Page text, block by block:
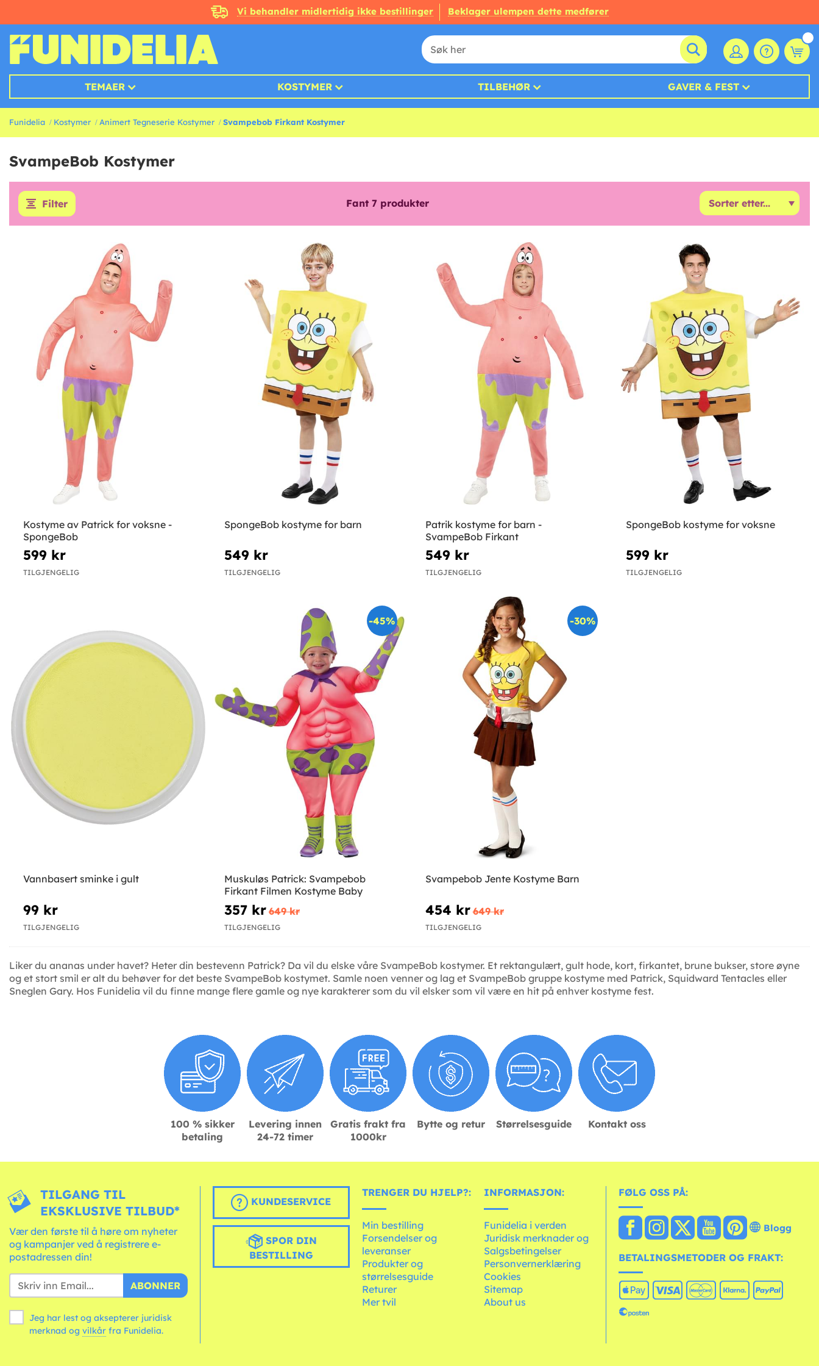
Vi behandler midlertidig ikke bestillinger Beklager ulempen dette medfører
TEMAER KOSTYMER TILBEHØR GAVER & FEST
Funidelia Kostymer Animert Tegneserie Kostymer Svampebob Firkant Kostymer
SvampeBob Kostymer
Filter Fant 7 produkter
Kostyme av Patrick for voksne -
SpongeBob
599 kr
TILGJENGELIG
SpongeBob kostyme for barn
549 kr
TILGJENGELIG
Patrik kostyme for barn -
SvampeBob Firkant
549 kr
TILGJENGELIG
SpongeBob kostyme for voksne
599 kr
TILGJENGELIG
Vannbasert sminke i gult
99 kr
TILGJENGELIG
-45%
Muskuløs Patrick: Svampebob
Firkant Filmen Kostyme Baby
357 kr 649 kr
TILGJENGELIG
-30%
Svampebob Jente Kostyme Barn
454 kr 649 kr
TILGJENGELIG
Liker du ananas under havet? Heter din bestevenn Patrick? Da vil du elske våre SvampeBob kostymer. Et rektangulært, gult hode, kort, firkantet, brune bukser, store øyne
og et stort smil er alt du behøver for det beste SvampeBob kostymet. Samle noen venner og lag et SvampeBob gruppe kostyme med Patrick, Squidward Tentacles eller
Sneglen Gary. Hos Funidelia vil du finne mange flere gamle og nye karakterer som du vil elsker som vil være en hit på enhver kostyme fest.
100 % sikker
betaling
Levering innen
24-72 timer
Gratis frakt fra
1000kr
Bytte og retur Størrelsesguide Kontakt oss
TILGANG TIL
EKSKLUSIVE TILBUD*
Vær den første til å høre om nyheter
og kampanjer ved å registrere e-
postadressen din!
ABONNER
Jeg har lest og aksepterer juridisk
merknad og vilkår fra Funidelia.
KUNDESERVICE
SPOR DIN
BESTILLING
TRENGER DU HJELP?:
Min bestilling
Forsendelser og
leveranser
Produkter og
størrelsesguide
Returer
Mer tvil
INFORMASJON:
Funidelia i verden
Juridisk merknader og
Salgsbetingelser
Personvernerklæring
Cookies
Sitemap
About us
FØLG OSS PÅ:
Blogg
BETALINGSMETODER OG FRAKT: